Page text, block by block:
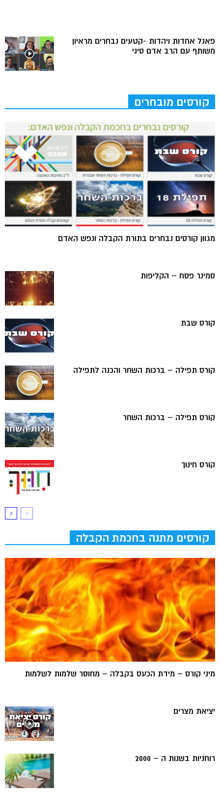
פאנל אחדות ויהדות -קטעים נבחרים מראיון
משותף עם הרב אדם סיני
קורסים מובחרים
מגוון קורסים נבחרים בתורת הקבלה ונפש האדם
סמינר פסח – הקליפות
קורס שבת
קורס תפילה – ברכות השחר והכנה לתפילה
קורס תפילה – ברכות השחר
קורס חינוך
קורסים מתנה בחכמת הקבלה
מיני קורס – מידת הכעס בקבלה – מחוסר שלמות לשלמות
יציאת מצרים
רוחניות בשנות ה – 2000